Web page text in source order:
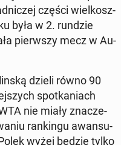
części wiel­kosz­
była w 2. rundzie
pierw­szy mecz w Au­
dzieli równo 90
spo­tka­niach
nie miały zna­cze­
ran­kin­gu awan­su­
wyżej będzie tylko